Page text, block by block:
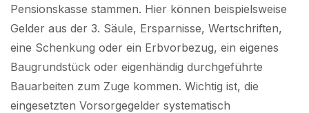
Pensionskasse stammen. Hier können beispielsweise
Gelder aus der 3. Säule, Ersparnisse, Wertschriften,
eine Schenkung oder ein Erbvorbezug, ein eigenes
Baugrundstück oder eigenhändig durchgeführte
Bauarbeiten zum Zuge kommen. Wichtig ist, die
eingesetzten Vorsorgegelder systematisch